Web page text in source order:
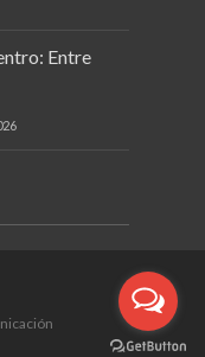
Entre